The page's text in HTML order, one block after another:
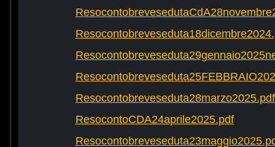
Resocontobreveseduta28marzo2025.pdf
ResocontoCDA24aprile2025.pdf